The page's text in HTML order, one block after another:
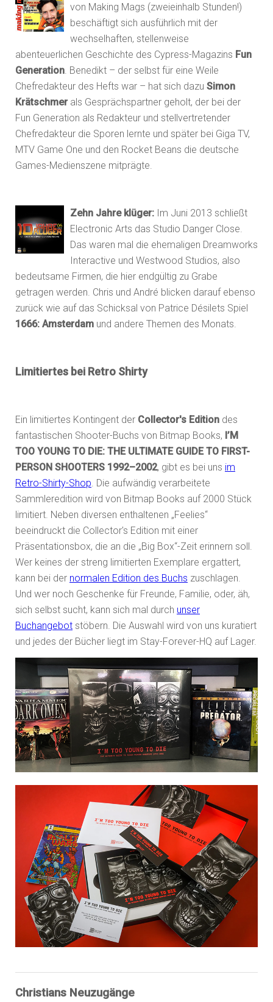
von Making Mags (zweieinhalb Stunden!)
beschäftigt sich ausführlich mit der
wechselhaften, stellenweise
abenteuerlichen Geschichte des Cypress-Magazins Fun
Generation . Benedikt – der selbst für eine Weile
Chefredakteur des Hefts war – hat sich dazu Simon
Krätschmerals Gesprächspartner geholt, der bei der
Fun Generation als Redakteur und stellvertretender
Chefredakteur die Sporen lernte und später bei Giga TV,
MTV Game One und den Rocket Beans die deutsche
Games-Medienszene mitprägte.
Zehn Jahre klüger: Im Juni 2013 schließt
Electronic Arts das Studio Danger Close.
Das waren mal die ehemaligen Dreamworks
Interactive und Westwood Studios, also
bedeutsame Firmen, die hier endgültig zu Grabe
getragen werden. Chris und André blicken darauf ebenso
zurück wie auf das Schicksal von Patrice Désilets Spiel
1666: Amsterdam und andere Themen des Monats.
Limitiertes bei Retro Shirty
Ein limitiertes Kontingent der Collector's Edition des
fantastischen Shooter-Buchs von Bitmap Books, I’M
TOO YOUNG TO DIE: THE ULTIMATE GUIDE TO FIRST-
PERSON SHOOTERS 1992–2002, gibt es bei uns im
Retro-Shirty-Shop . Die aufwändig verarbeitete
Sammleredition wird von Bitmap Books auf 2000 Stück
limitiert. Neben diversen enthaltenen „Feelies“
beeindruckt die Collector's Edition mit einer
Präsentationsbox, die an die „Big Box“-Zeit erinnern soll.
Wer keines der streng limitierten Exemplare ergattert,
kann bei der normalen Edition des Buchs zuschlagen.
Und wer noch Geschenke für Freunde, Familie, oder, äh,
sich selbst sucht, kann sich mal durch unser
Buchangebot stöbern. Die Auswahl wird von uns kuratiert
und jedes der Bücher liegt im Stay-Forever-HQ auf Lager.
Christians Neuzugänge